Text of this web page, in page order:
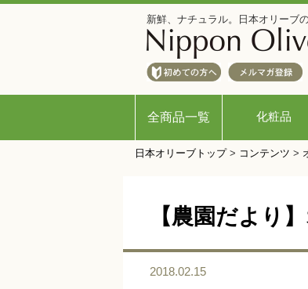
新鮮、ナチュラル。日本オリーブ
全商品一覧 化粧品
日本オリーブトップ> コンテンツ >
【農園だより
2018.02.15